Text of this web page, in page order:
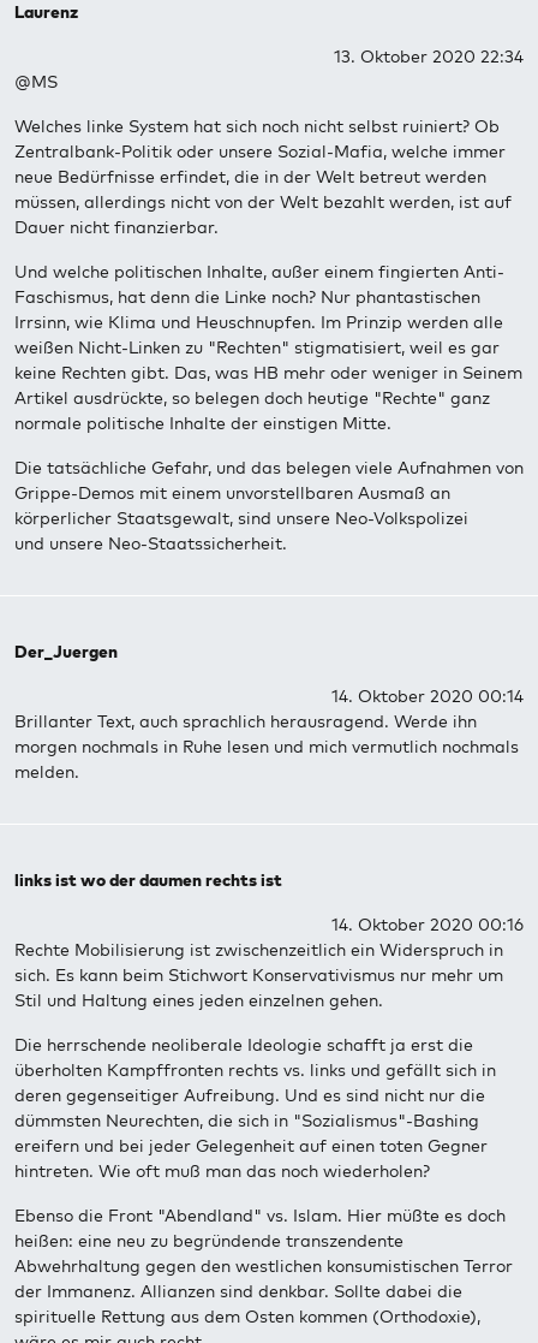
Laurenz
13. Oktober 2020 22:34
@MS
Welches linke System hat sich noch nicht selbst ruiniert? Ob
Zentralbank-Politik oder unsere Sozial-Mafia, welche immer
neue Bedürfnisse erfindet, die in der Welt betreut werden
müssen, allerdings nicht von der Welt bezahlt werden, ist auf
Dauer nicht finanzierbar.
Und welche politischen Inhalte, außer einem fingierten Anti-
Faschismus, hat denn die Linke noch? Nur phantastischen
Irrsinn, wie Klima und Heuschnupfen. Im Prinzip werden alle
weißen Nicht-Linken zu "Rechten" stigmatisiert, weil es gar
keine Rechten gibt. Das, was HB mehr oder weniger in Seinem
Artikel ausdrückte, so belegen doch heutige "Rechte" ganz
normale politische Inhalte der einstigen Mitte.
Die tatsächliche Gefahr, und das belegen viele Aufnahmen von
Grippe-Demos mit einem unvorstellbaren Ausmaß an
körperlicher Staatsgewalt, sind unsere Neo-Volkspolizei
und unsere Neo-Staatssicherheit.
Der_Juergen
14. Oktober 2020 00:14
Brillanter Text, auch sprachlich herausragend. Werde ihn
morgen nochmals in Ruhe lesen und mich vermutlich nochmals
melden.
links ist wo der daumen rechts ist
14. Oktober 2020 00:16
Rechte Mobilisierung ist zwischenzeitlich ein Widerspruch in
sich. Es kann beim Stichwort Konservativismus nur mehr um
Stil und Haltung eines jeden einzelnen gehen.
Die herrschende neoliberale Ideologie schafft ja erst die
überholten Kampffronten rechts vs. links und gefällt sich in
deren gegenseitiger Aufreibung. Und es sind nicht nur die
dümmsten Neurechten, die sich in "Sozialismus"-Bashing
ereifern und bei jeder Gelegenheit auf einen toten Gegner
hintreten. Wie oft muß man das noch wiederholen?
Ebenso die Front "Abendland" vs. Islam. Hier müßte es doch
heißen: eine neu zu begründende transzendente
Abwehrhaltung gegen den westlichen konsumistischen Terror
der Immanenz. Allianzen sind denkbar. Sollte dabei die
spirituelle Rettung aus dem Osten kommen (Orthodoxie),